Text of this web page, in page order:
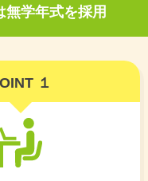
無学年式を採用
１